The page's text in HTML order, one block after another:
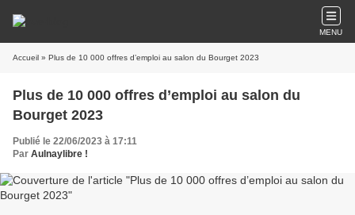
MENU
Accueil » Plus de 10 000 offres d’emploi au salon du Bourget 2023
Plus de 10 000 offres d’emploi au salon du
Bourget 2023
Publié le 22/06/2023 à 17:11
Par Aulnaylibre !